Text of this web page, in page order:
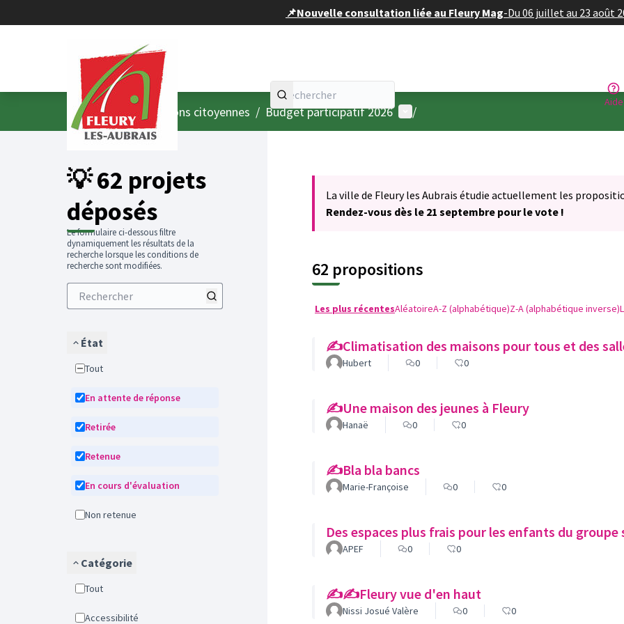
📌Nouvelle consultation liée au Fleury Mag-Du 06 juillet au 23 août
Aide
AccueilMenu principal
/ Consultations citoyennes / Budget participatif 2026 Menu utilisateur
/
💡 62 projets
déposés
Le formulaire ci-dessous filtre
dynamiquement les résultats de la
recherche lorsque les conditions de
recherche sont modifiées.
État
Tout
En attente de réponse
Retirée
Retenue
En cours d'évaluation
Non retenue
Catégorie
Tout
Accessibilité
La ville de Fleury les Aubrais étudie actuellement les
Rendez-vous dès le 21 septembre pour le vote !
62 propositions
Les plus récentesAléatoireA-Z (alphabétique)Z-A (alphabétique inverse)
✍️Climatisation des maisons pour tous et des
Hubert 0 0
✍️Une maison des jeunes à Fleury
Hanaë 0 0
✍️Bla bla bancs
Marie-Françoise 0 0
Des espaces plus frais pour les enfants du groupe
APEF 0 0
✍️✍️Fleury vue d'en haut
Nissi Josué Valère 0 0